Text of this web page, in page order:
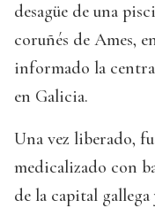
desagüe de una
coruñés de Ames,
informado la
en Galicia.
Una vez liberado,
medicalizado con
de la capital